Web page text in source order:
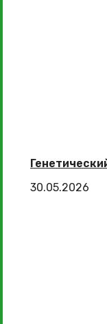
30.05.2026